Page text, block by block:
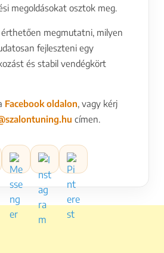
megoldásokat osztok meg.
érthetően megmutatni, milyen
fejleszteni egy
és stabil vendégkört
Facebook oldalon, vagy kérj
címen.